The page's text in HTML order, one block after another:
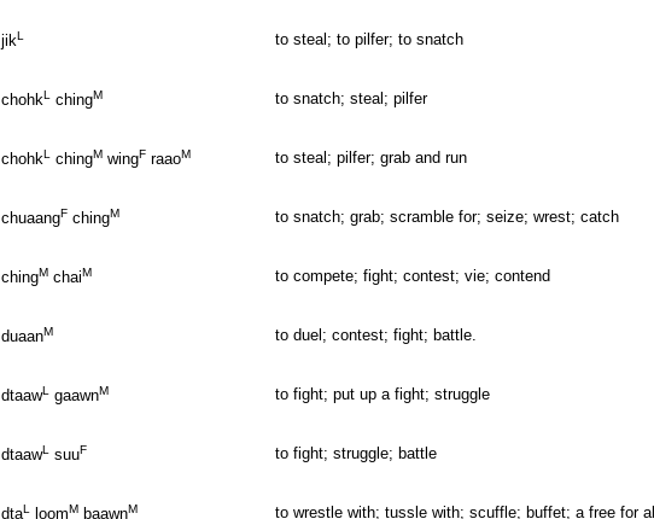
jikL to steal; to pilfer; to snatch
chohkL chingM to snatch; steal; pilfer
chohkL chingM wingF raaoM to steal; pilfer; grab and run
chuaangF chingM to snatch; grab; scramble for; seize; wrest; catch
chingM chaiM to compete; fight; contest; vie; contend
duaanM to duel; contest; fight; battle.
dtaawL gaawnM to fight; put up a fight; struggle
dtaawL suuF to fight; struggle; battle
dtaL loomM baawnM to wrestle with; tussle with; scuffle; buffet; a free for all